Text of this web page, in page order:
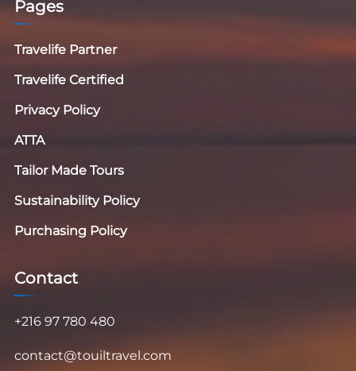
Pages
Travelife Partner
Travelife Certified
Privacy Policy
ATTA
Tailor Made Tours
Sustainability Policy
Purchasing Policy
Contact
+216 97 780 480
contact@touiltravel.com